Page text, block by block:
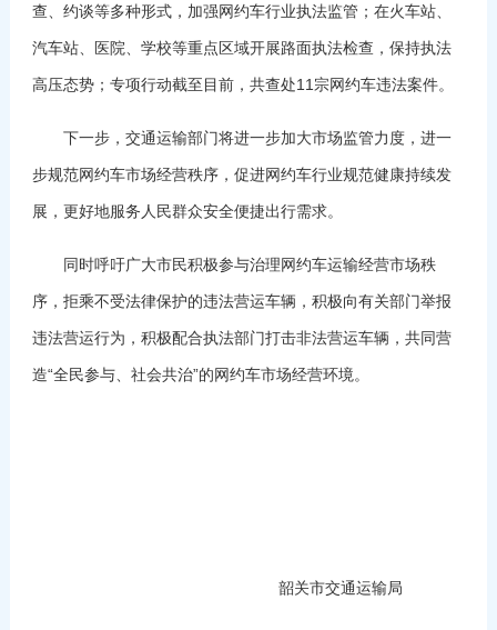
查、约谈等多种形式，加强网约车行业执法监管；在火车站、
汽车站、医院、学校等重点区域开展路面执法检查，保持执法
高压态势；专项行动截至目前，共查处11宗网约车违法案件。
下一步，交通运输部门将进一步加大市场监管力度，进一
步规范网约车市场经营秩序，促进网约车行业规范健康持续发
展，更好地服务人民群众安全便捷出行需求。
同时呼吁广大市民积极参与治理网约车运输经营市场秩
序，拒乘不受法律保护的违法营运车辆，积极向有关部门举报
违法营运行为，积极配合执法部门打击非法营运车辆，共同营
造“全民参与、社会共治”的网约车市场经营环境。
韶关市交通运输局